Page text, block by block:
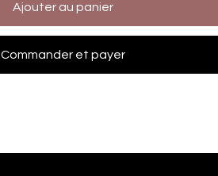
Ajouter au panier
Commander et payer